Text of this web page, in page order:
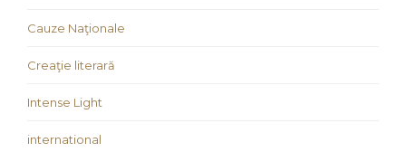
Cauze Naţionale
Creaţie literară
Intense Light
international